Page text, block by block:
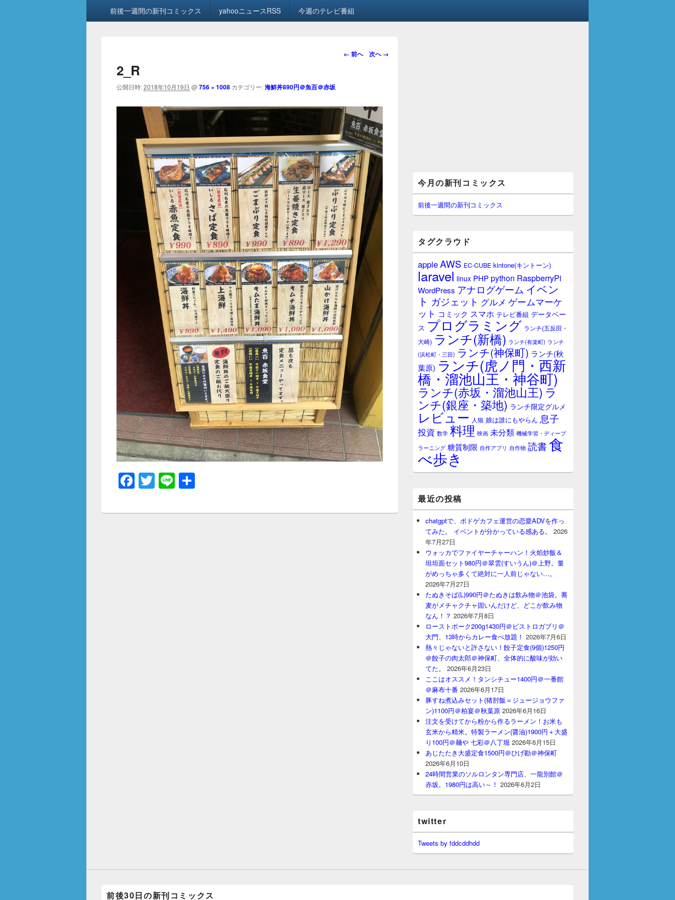
前後一週間の新刊コミックス yahooニュースRSS 今週のテレビ番組
画
ー
シ
ョ
ン
← 前へ 次へ →
2_R
公開日時:2018年10月19日 @756 × 1008 カテゴリー:海鮮丼890円＠魚百＠赤坂
F
c
T
tt
Li
e
イ
ン
サ
イ
ー
ジ
ッ
ト
今月の新刊コミックス
前後一週間の新刊コミックス
タグクラウド
appleAWS EC-CUBE kintone(キントーン)
laravel linux PHPpython RaspberryPi
WordPress アナログゲーム イベン
ト ガジェット グルメ ゲームマーケ
ット コミック スマホ テレビ番組 データベー
ス プログラミング ランチ(五反田・
大崎) ランチ(新橋) ランチ(有楽町) ランチ
(浜松町・三田) ランチ(神保町) ランチ(秋
葉原) ランチ(虎ノ門・西新
橋・溜池山王・神谷町)
ランチ(赤坂・溜池山王) ラ
ンチ(銀座・築地) ランチ限定グルメ
レビュー 人狼 娘は誰にもやらん 息子
投資 数学 料理 映画 未分類 機械学習・ディープ
ラーニング 糖質制限 自作アプリ 自作物 読書食
べ歩き
最近の投稿
chatgptで、ボドゲカフェ運営の恋愛ADVを作っ
てみた。 イベントが分かっている感ある。
2026
年7月27日
ウォッカでファイヤーチャーハン！火焰炒飯＆
坦坦面セット980円＠翠雲(すいうん)＠上野。量
がめっちゃ多くて絶対に一人前じゃない…。
2026年7月27日
たぬきそば(L)990円＠たぬきは飲み物＠池袋。蕎
麦がメチャクチャ固いんだけど、どこが飲み物
なん！？ 2026年7月8日
ローストポーク200g1430円＠ビストロガブリ＠
大門、13時からカレー食べ放題！ 2026年7月6日
熱々じゃないと許さない！餃子定食(9個)1250円
＠餃子の肉太郎＠神保町、全体的に酸味が効い
てた。
2026年6月23日
ここはオススメ！タンシチュー1400円＠一番館
＠麻布十番 2026年6月17日
豚すね煮込みセット(猪肘飯＝ジュージョウファ
ン)1100円＠柏宴＠秋葉原 2026年6月16日
注文を受けてから粉から作るラーメン！お米も
玄米から精米。特製ラーメン(醤油)1900円＋大盛
り100円＠麺や 七彩＠八丁堀 2026年6月15日
あじたたき大盛定食1500円＠ひげ勘＠神保町
2026年6月10日
24時間営業のソルロンタン専門店、一龍別館＠
赤坂。1980円は高い～！ 2026年6月2日
twitter
Tweets by fddcddhdd
前後30日の新刊コミックス